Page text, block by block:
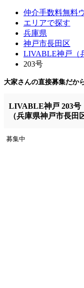
仲介手数料無料
エリアで探す
兵庫県
神戸市長田区
LIVABLE神戸（
203号
大家さんの直接募集だか
LIVABLE神戸 203号
（兵庫県神戸市長田
募集中